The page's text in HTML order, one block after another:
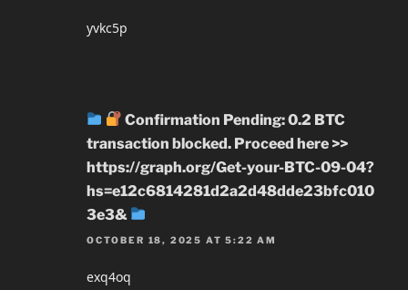
yvkc5p
Confirmation Pending: 0.2 BTC
transaction blocked. Proceed here >>
https://graph.org/Get-your-BTC-09-04?
hs=e12c6814281d2a2d48dde23bfc010
3e3&
OCTOBER 18, 2025 AT 5:22 AM
exq4oq